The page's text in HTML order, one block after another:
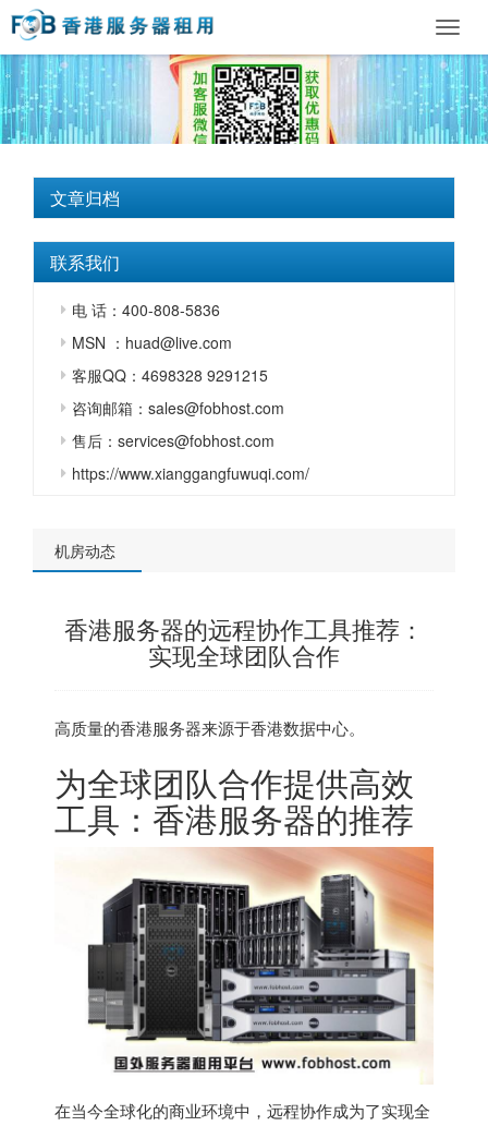
文章归档
联系我们
电 话：400-808-5836
MSN ：huad@live.com
客服QQ：4698328 9291215
咨询邮箱：sales@fobhost.com
售后：services@fobhost.com
https://www.xianggangfuwuqi.com/
机房动态
香港服务器的远程协作工具推荐：
实现全球团队合作
高质量的香港服务器来源于香港数据中心。
为全球团队合作提供高效
工具： 香港服务器的推荐
在当今全球化的商业环境中，远程协作成为了实现全